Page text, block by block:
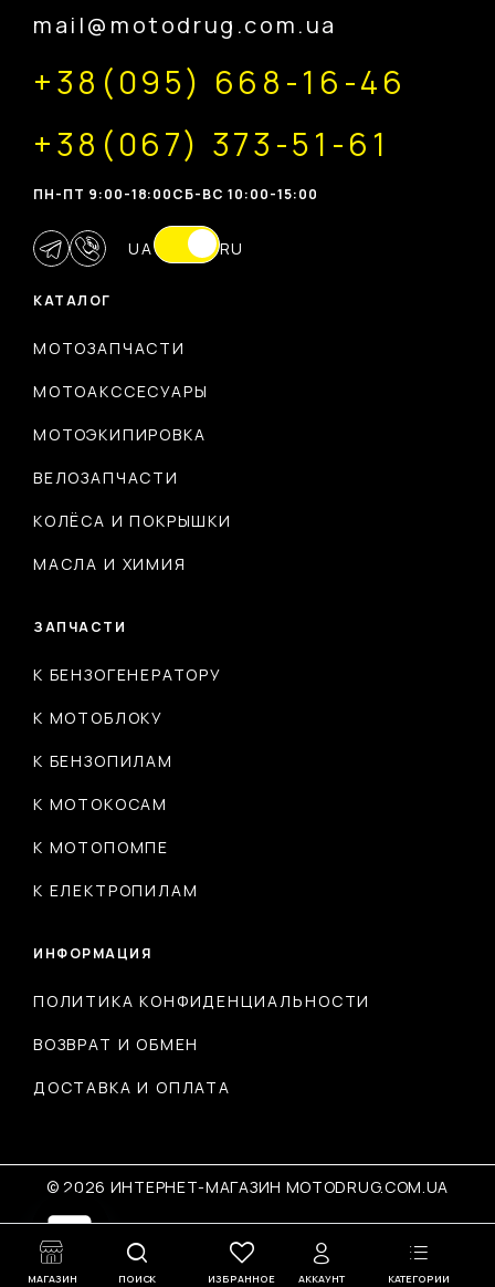
КАТАЛОГ
МОТОЗАПЧАСТИ
МОТОАКССЕСУАРЫ
МОТОЭКИПИРОВКА
ВЕЛОЗАПЧАСТИ
КОЛЁСА И ПОКРЫШКИ
МАСЛА И ХИМИЯ
ЗАПЧАСТИ
К БЕНЗОГЕНЕРАТОРУ
К МОТОБЛОКУ
К БЕНЗОПИЛАМ
К МОТОКОСАМ
К МОТОПОМПЕ
К ЕЛЕКТРОПИЛАМ
ИНФОРМАЦИЯ
ПОЛИТИКА КОНФИДЕНЦИАЛЬНОСТИ
ВОЗВРАТ И ОБМЕН
ДОСТАВКА И ОПЛАТА
mail@motodrug.com.ua
+38(095) 668-16-46
+38(067) 373-51-61
ПН-ПТ 9:00-18:00CБ-ВС 10:00-15:00
UA RU
© 2026 ИНТЕРНЕТ-МАГАЗИН MOTODRUG.COM.UA
МАГАЗИН ПОИСК ИЗБРАННОЕ АККАУНТ КАТЕГОРИИ
Open